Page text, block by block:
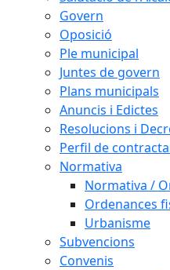
Govern
Oposició
Ple municipal
Juntes de govern
Plans municipals
Anuncis i Edictes
Resolucions i
Perfil de
Normativa
Normativa /
Ordenances
Urbanisme
Subvencions
Convenis